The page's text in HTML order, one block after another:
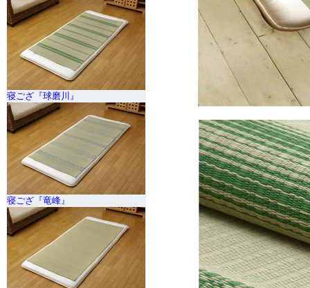
寝ござ『球磨川』
寝ござ『竜峰』